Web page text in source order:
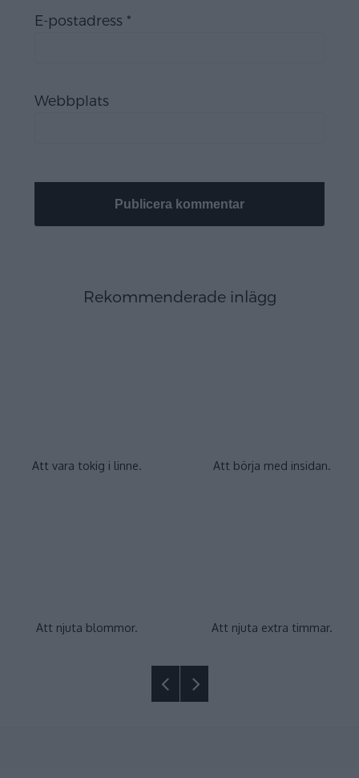
E-postadress *
Webbplats
Rekommenderade inlägg
Att vara tokig i linne.
Att njuta blommor.
Att börja med insidan.
Att njuta extra timmar.